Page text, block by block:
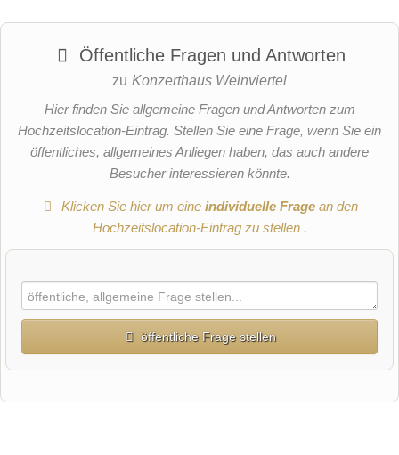
Öffentliche Fragen und Antworten
zu Konzerthaus Weinviertel
Hier finden Sie allgemeine Fragen und Antworten zum
Hochzeitslocation-Eintrag. Stellen Sie eine Frage, wenn Sie ein
öffentliches, allgemeines Anliegen haben, das auch andere
Besucher interessieren könnte.
Klicken Sie hier um eineindividuelle Frage an den
Hochzeitslocation-Eintrag zu stellen .
öffentliche Frage stellen